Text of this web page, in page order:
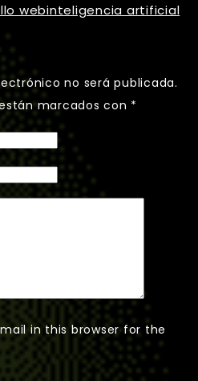
webinteligencia artificial
no será publicada.
marcados con *
in this browser for the